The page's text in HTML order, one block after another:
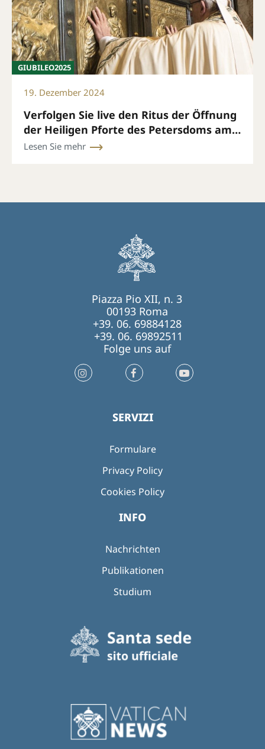
GIUBILEO2025
19. Dezember 2024
Verfolgen Sie live den Ritus der Öffnung
der Heiligen Pforte des Petersdoms am
24. Dezember um 19 Uhr (römische Zeit)
Lesen Sie mehr
Piazza Pio XII, n. 3
00193 Roma
+39. 06. 69884128
+39. 06. 69892511
Folge uns auf
SERVIZI
Formulare
Privacy Policy
Cookies Policy
INFO
Nachrichten
Publikationen
Studium